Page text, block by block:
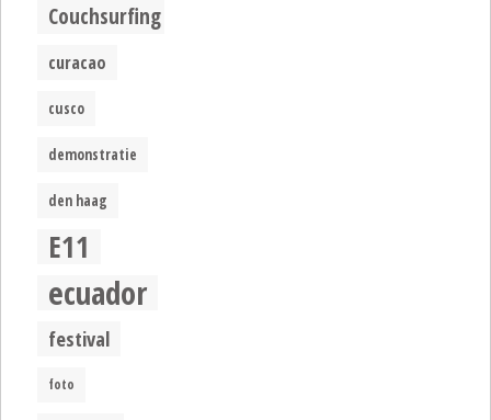
Couchsurfing
curacao
cusco
demonstratie
den haag
E11
ecuador
festival
foto